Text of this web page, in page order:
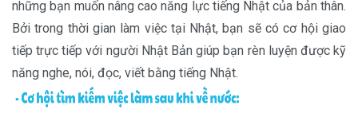
những bạn muốn nâng cao năng lực tiếng Nhật của bản thân.
Bởi trong thời gian làm việc tại Nhật, bạn sẽ có cơ hội giao
tiếp trực tiếp với người Nhật Bản giúp bạn rèn luyện được kỹ
năng nghe, nói, đọc, viết bằng tiếng Nhật.